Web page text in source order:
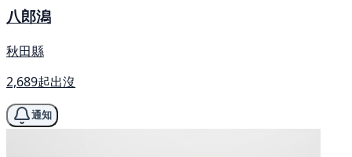
八郎潟
秋田縣
2,689起出沒
通知